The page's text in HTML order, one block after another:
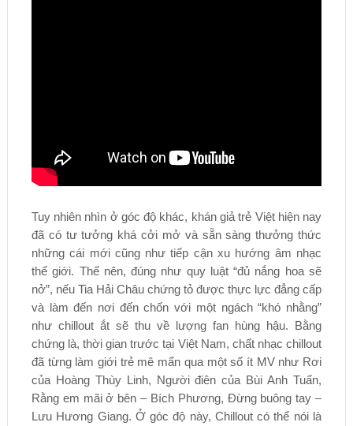
Tuy nhiên nhìn ở góc độ khác, khán giả trẻ Việt hiện nay
đã có tư tưởng khá cởi mở và sẵn sàng thưởng thức
những cái mới cũng như tiếp cận xu hướng âm nhạc
thế giới. Thế nên, đúng như quy luật “đủ nắng hoa sẽ
nở”, nếu Tia Hải Châu chứng tỏ được thực lực đẳng cấp
và làm đến nơi đến chốn với một ngách “khó nhằng”
như chillout ắt sẽ thu về lượng fan hùng hậu. Bằng
chứng là, thời gian trước tại Việt Nam, chất nhạc chillout
đã từng làm giới trẻ mê mẩn qua một số ít MV như Rơi
của Hoàng Thùy Linh, Người điên của Bùi Anh Tuấn,
Rằng em mãi ở bên – Bích Phương, Đừng buông tay –
Lưu Hương Giang. Ở góc độ này, Chillout có thể nói là